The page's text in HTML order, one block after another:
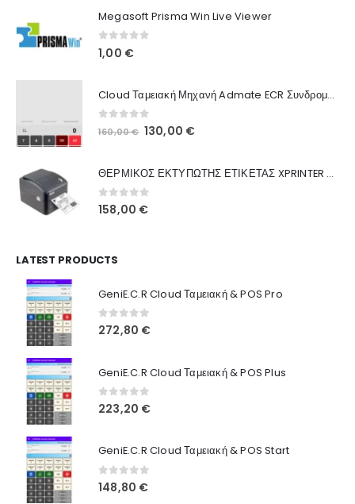
Megasoft Prisma Win Live Viewer
0 out of 5
1,00 €
Cloud Ταμειακή Μηχανή Admate ECR Συνδρομή 12 μηνών
out of 5
160,00€ Original
160,00 €.
130,00 €Η
είναι:
ΘΕΡΜΙΚΟΣ ΕΚΤΥΠΩΤΗΣ ΕΤΙΚΕΤΑΣ XPRINTER XP-420B
0out of 5
158,00 €
LATEST PRODUCTS
GeniE.C.R Cloud Ταμειακή & POS Pro
0out of 5
272,80 €
GeniE.C.R Cloud Ταμειακή & POS Plus
0out of 5
223,20 €
GeniE.C.R Cloud Ταμειακή & POS Start
0out of 5
148,80 €
Στοιχεία λογαριασμού
Παραγγελίες
Πληροφορίες Καταστήματος
Ποιοι Είμαστε
Γιατί Εμάς
Blog
Όροι Χρήσης
Τρόποι Αγοράς
Τρόποι Πληρωμής
Τρόποι Αποστολής
Ασφάλεια Πληρωμών
© INTEPROF 2025